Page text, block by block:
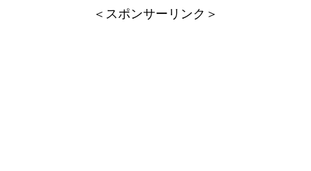
＜スポンサーリンク＞